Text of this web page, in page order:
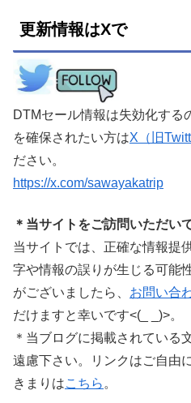
更新情報はXで
DTMセール情報は失効化する
を確保されたい方はX（旧
ださい。
https://x.com/sawayakatrip
＊当サイトをご訪問いただい
当サイトでは、正確な情報提
字や情報の誤りが生じる可能
がございましたら、 お問い合
だけますと幸いです<(_ _)>。
＊当ブログに掲載されている
遠慮下さい。リンクはご自由
きまりはこちら 。